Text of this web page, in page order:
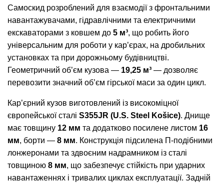
Самоскид розроблений для взаємодії з фронтальними
навантажувачами, гідравлічними та електричними
екскаваторами з ковшем до 5 м³, що робить його
універсальним для роботи у кар’єрах, на дробильних
установках та при дорожньому будівництві.
Геометричний об’єм кузова — 19,25 м³ — дозволяє
перевозити значний об’єм гірської маси за один цикл.
Кар’єрний кузов виготовлений із високоміцної
європейської сталі S355JR (U.S. Steel Košice). Днище
має товщину 12 мм та додатково посилене листом 16
мм, борти — 8 мм. Конструкція підсилена П-подібними
лонжеронами та здвоєним надрамником із сталі
товщиною 8 мм, що забезпечує стійкість при ударних
навантаженнях і тривалих циклах експлуатації. Задній